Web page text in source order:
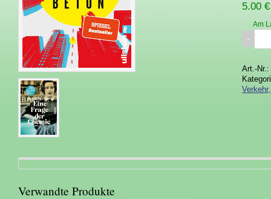
5.00 €
Am
Art.-Nr.:
Verwandte Produkte